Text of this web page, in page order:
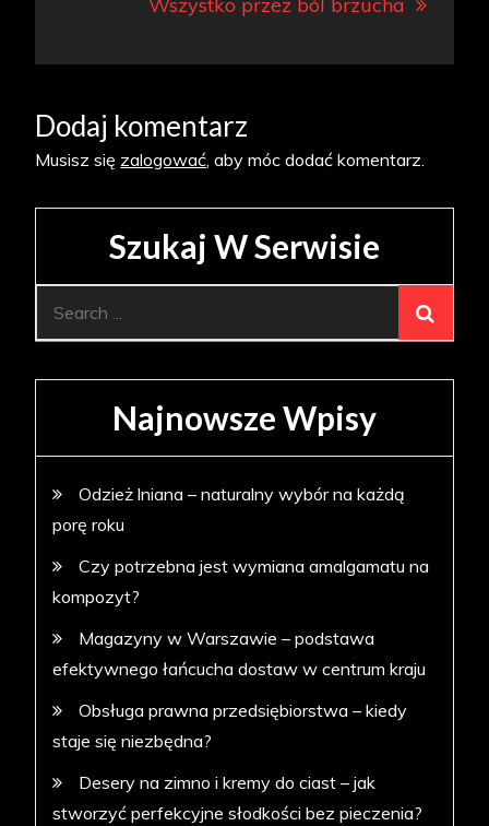
Wszystko przez ból brzucha
Dodaj komentarz
Musisz się zalogować, aby móc dodać komentarz.
Szukaj W Serwisie
Najnowsze Wpisy
Odzież lniana – naturalny wybór na każdą
porę roku
Czy potrzebna jest wymiana amalgamatu na
kompozyt?
Magazyny w Warszawie – podstawa
efektywnego łańcucha dostaw w centrum kraju
Obsługa prawna przedsiębiorstwa – kiedy
staje się niezbędna?
Desery na zimno i kremy do ciast – jak
stworzyć perfekcyjne słodkości bez pieczenia?